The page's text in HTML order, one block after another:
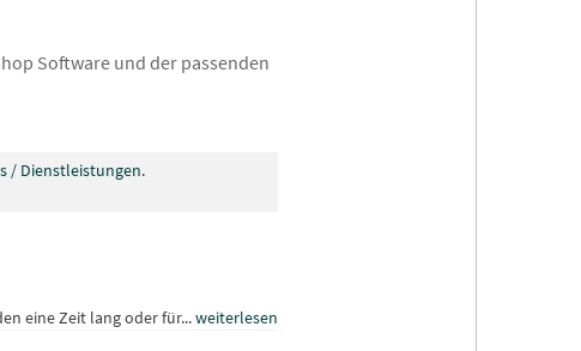
Software und der passenden
/ Dienstleistungen.
eine Zeit lang oder für...weiterlesen